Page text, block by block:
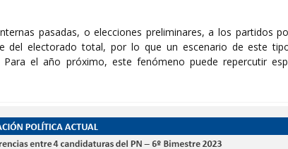
pasadas, o elecciones preliminares, a los partidos
del electorado total, por lo que un escenario de este
el año próximo, este fenómeno puede repercutir